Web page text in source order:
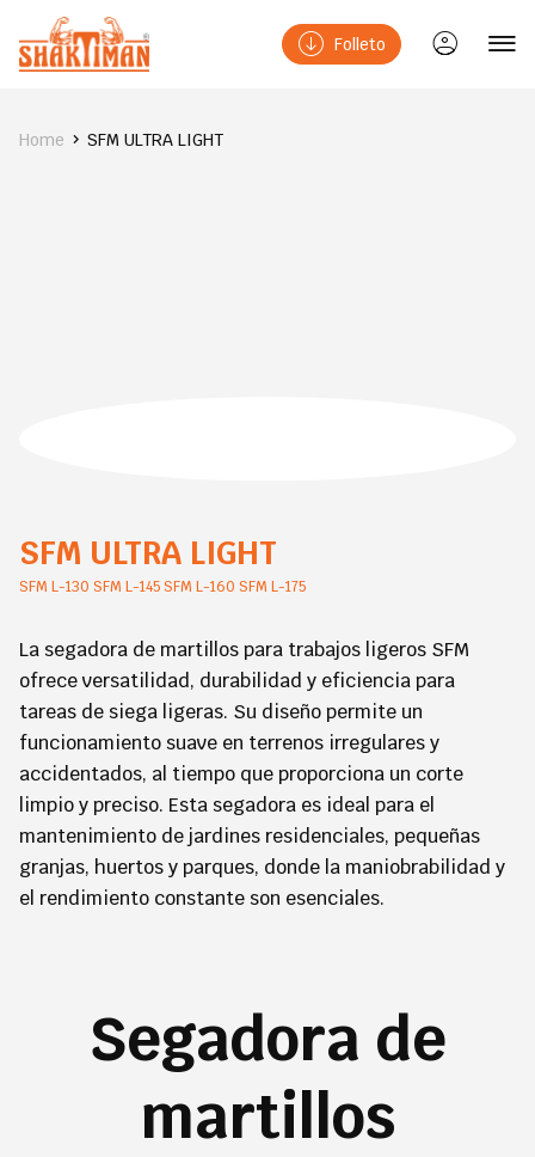
Folleto
Home SFM ULTRA LIGHT
SFM ULTRA LIGHT
SFM L-130 SFM L-145 SFM L-160 SFM L-175
La segadora de martillos para trabajos ligeros SFM
ofrece versatilidad, durabilidad y eficiencia para
tareas de siega ligeras. Su diseño permite un
funcionamiento suave en terrenos irregulares y
accidentados, al tiempo que proporciona un corte
limpio y preciso. Esta segadora es ideal para el
mantenimiento de jardines residenciales, pequeñas
granjas, huertos y parques, donde la maniobrabilidad y
el rendimiento constante son esenciales.
Segadora de
martillos